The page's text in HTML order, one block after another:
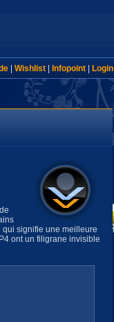
| Wishlist| Infopoint| Login
qui signifie une meilleure
ont un filigrane invisible